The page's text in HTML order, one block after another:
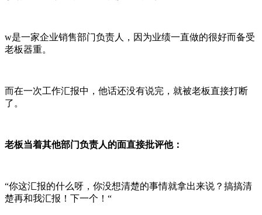
w是一家企业销售部门负责人，因为业绩一直做的很好而备受
老板器重。
而在一次工作汇报中，他话还没有说完，就被老板直接打断
了。
老板当着其他部门负责人的面直接批评他：
“你这汇报的什么呀，你没想清楚的事情就拿出来说？搞搞清
楚再和我汇报！下一个！“